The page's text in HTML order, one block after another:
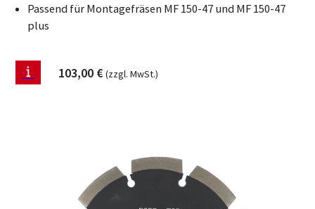
Passend für Montagefräsen MF 150-47 und MF 150-47
plus
103,00 € (zzgl. MwSt.)